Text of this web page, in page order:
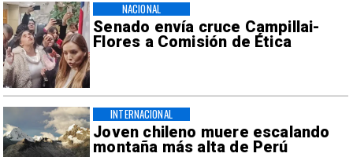
Senado envía cruce Campillai-
Flores a Comisión de Ética
NACIONAL
Joven chileno muere escalando
montaña más alta de Perú
INTERNACIONAL